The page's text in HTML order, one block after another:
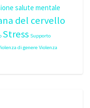
salute mentale
del cervello
Stress Supporto
di genere Violenza